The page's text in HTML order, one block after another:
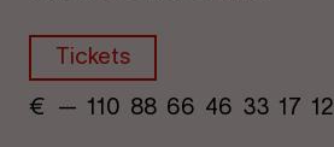
Tickets
€ ​ — 110 88​ 66 46 33​ 17 12